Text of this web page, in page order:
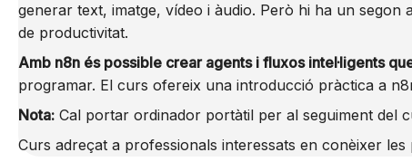
generar text, imatge, vídeo i àudio. Però hi ha un segon
de productivitat.
Amb n8n és possible crear agents i fluxos intel·ligents
programar. El curs ofereix una introducció pràctica a
Nota: Cal portar ordinador portàtil per al seguiment del
Curs adreçat a professionals interessats en conèixer